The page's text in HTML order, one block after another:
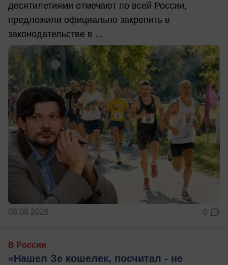
десятилетиями отмечают по всей России,
предложили официально закрепить в
законодательстве в ...
08.08.2026 0
В России
«Нашел Зе кошелек, посчитал - не